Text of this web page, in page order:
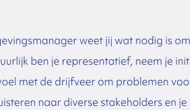
weet jij wat nodig is
ben je representatief, neem je
met de drijfveer om problemen
naar diverse stakeholders en